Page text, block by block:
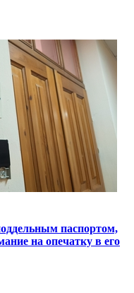
паспортом,
на опечатку в его